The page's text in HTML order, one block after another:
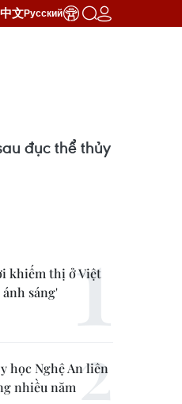
中文Русский
đục thể thủy
khiếm thị ở Việt
sáng'
học Nghệ An liên
nhiều năm